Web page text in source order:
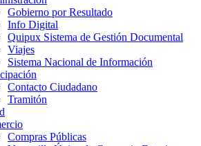
Gobierno por Resultado
Info Digital
Quipux Sistema de Gestión Documental
Viajes
Sistema Nacional de Información
Contacto Ciudadano
Tramitón
Compras Públicas